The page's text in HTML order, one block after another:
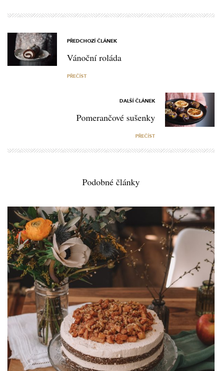
PŘEDCHOZÍ ČLÁNEK
Vánoční roláda
PŘEČÍST
DALŠÍ ČLÁNEK
Pomerančové sušenky
PŘEČÍST
Podobné články